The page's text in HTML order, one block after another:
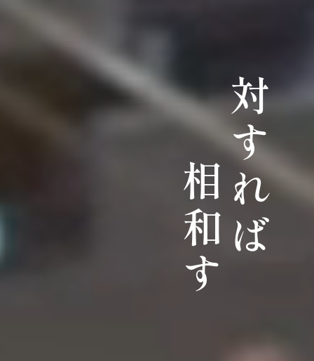
対すれば
相和す